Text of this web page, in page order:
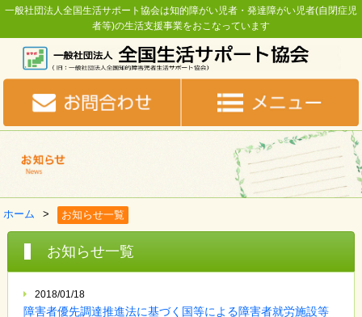
一般社団法人全国生活サポート協会は知的障がい児者・発達障がい児者(自閉症児
者等)の生活支援事業をおこなっています
ホーム お知らせ一覧
お知らせ一覧
2018/01/18
障害者優先調達推進法に基づく国等による障害者就労施設等